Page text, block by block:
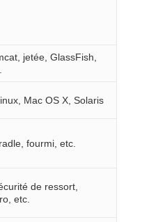
jetée, GlassFish,
Mac OS X, Solaris
fourmi, etc.
de ressort,
etc.